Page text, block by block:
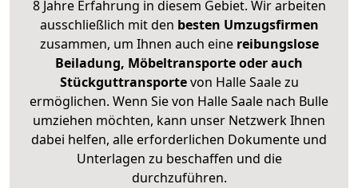
8 Jahre Erfahrung in diesem Gebiet. Wir arbeiten
ausschließlich mit den besten Umzugsfirmen
zusammen, um Ihnen auch eine reibungslose
Beiladung, Möbeltransporte oder auch
Stückguttransportevon Halle Saale zu
ermöglichen. Wenn Sie von Halle Saale nach Bulle
umziehen möchten, kann unser Netzwerk Ihnen
dabei helfen, alle erforderlichen Dokumente und
Unterlagen zu beschaffen und die
durchzuführen.